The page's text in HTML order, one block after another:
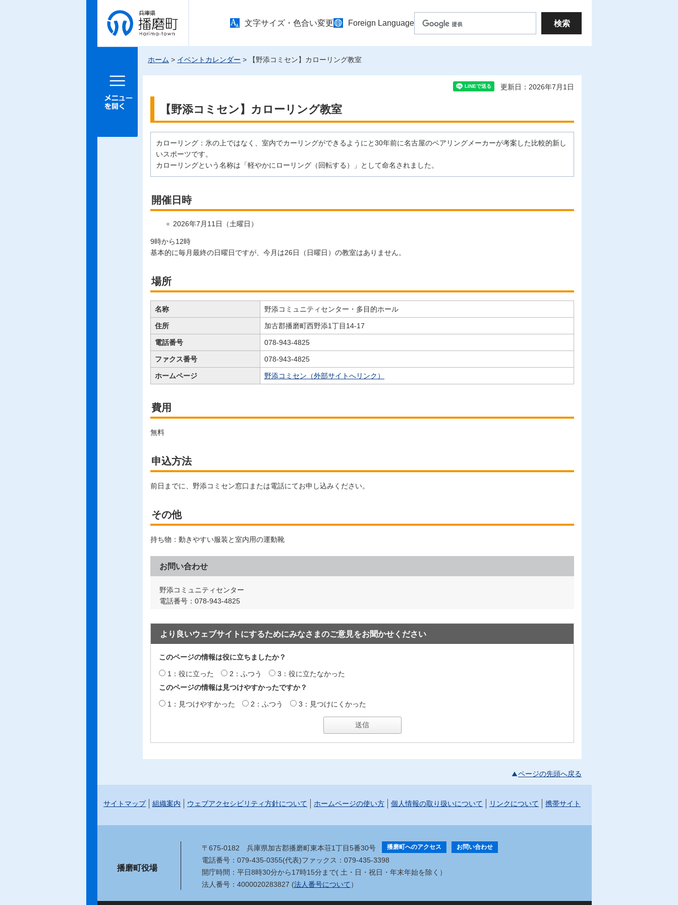
兵庫県 播
磨町
文字サイズ・色合い変更 Foreign Language
メニュー
ホーム > イベントカレンダー > 【野添コミセン】カローリング教室
更新日：2026年7月1日
【野添コミセン】カローリング教室
カローリング：氷の上ではなく、室内でカーリングができるようにと30年前に名古屋のベアリングメーカーが考案した比較的新し
いスポーツです。
カローリングという名称は「軽やかにローリング（回転する）」として命名されました。
開催日時
2026年7月11日（土曜日）
9時から12時
基本的に毎月最終の日曜日ですが、今月は26日（日曜日）の教室はありません。
場所
名称 野添コミュニティセンター・多目的ホール
住所 加古郡播磨町西野添1丁目14-17
電話番号 078-943-4825
ファクス番号 078-943-4825
ホームページ 野添コミセン（外部サイトへリンク）
費用
無料
申込方法
前日までに、野添コミセン窓口または電話にてお申し込みください。
その他
持ち物：動きやすい服装と室内用の運動靴
お問い合わせ
野添コミュニティセンター
電話番号：078-943-4825
より良いウェブサイトにするためにみなさまのご意見をお聞かせください
このページの情報は役に立ちましたか？
1：役に立った 2：ふつう
3：役に立たなかった
このページの情報は見つけやすかったですか？
1：見つけやすかった 2：ふつう 3：見つけにくかった
ページの先頭へ戻る
サイトマップ 組織案内 ウェブアクセシビリティ方針について ホームページの使い方 個人情報の取り扱いについて リンクについて 携帯サイト
播磨町役場
〒675-0182 兵庫県加古郡播磨町東本荘1丁目5番30号 播磨町へのアクセス お問い合わせ
電話番号：079-435-0355(代表)ファックス：079-435-3398
開庁時間：平日8時30分から17時15分まで( 土・日・祝日・年末年始を除く）
法人番号：4000020283827 (法人番号について ）